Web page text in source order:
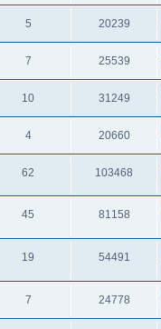
5 20239
7 25539
10 31249
4 20660
62 103468
45 81158
19 54491
7 24778